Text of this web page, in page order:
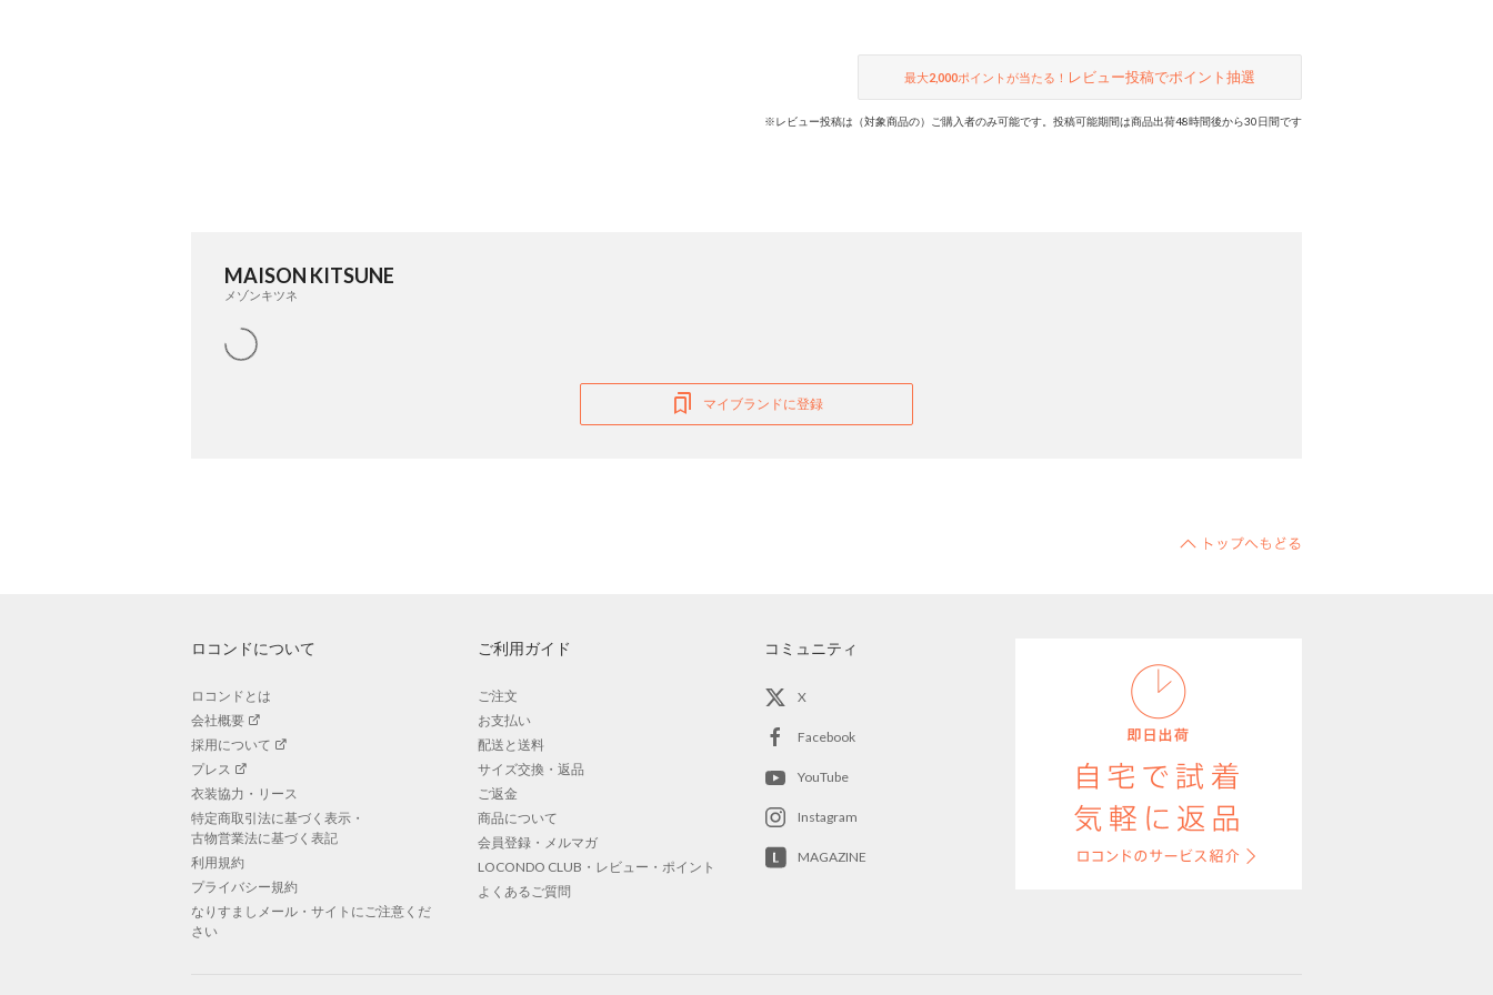
最大2,000ポイントが当たる！ レビュー投稿でポイント抽選
※レビュー投稿は（対象商品の）ご購入者のみ可能です。投稿可能期間は商品出荷48時間後から30日間です
MAISON KITSUNE
メゾンキツネ
マイブランドに登録
ロコンドについて
ロコンドとは
会社概要
採用について
プレス
衣装協力・リース
特定商取引法に基づく表示・
古物営業法に基づく表記
利用規約
プライバシー規約
なりすましメール・サイトにご注意くだ
さい
ご利用ガイド
ご注文
お支払い
配送と送料
サイズ交換・返品
ご返金
商品について
会員登録・メルマガ
LOCONDO CLUB・レビュー・ポイント
よくあるご質問
コミュニティ
X
Facebook
YouTube
Instagram
MAGAZINE